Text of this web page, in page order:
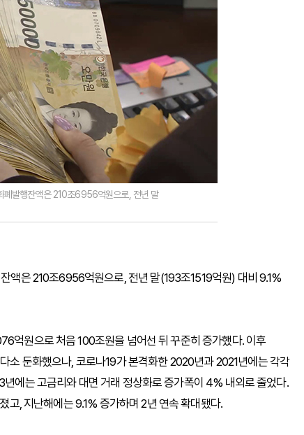
폐발행잔액은 210조6956억원으로, 전년 말
액은 210조6956억원으로, 전년 말(193조1519억원) 대비 9.1%
억원으로 처음 100조원을 넘어선 뒤 꾸준히 증가했다. 이후
둔화했으나, 코로나19가 본격화한 2020년과 2021년에는 각각
에는 고금리와 대면 거래 정상화로 증가폭이 4% 내외로 줄었다.
, 지난해에는 9.1% 증가하며 2년 연속 확대됐다.